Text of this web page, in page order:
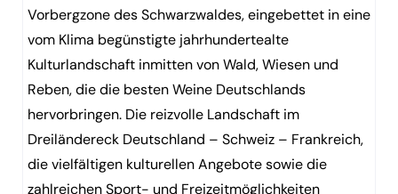
Vorbergzone des Schwarzwaldes, eingebettet in eine
vom Klima begünstigte jahrhundertealte
Kulturlandschaft inmitten von Wald, Wiesen und
Reben, die die besten Weine Deutschlands
hervorbringen. Die reizvolle Landschaft im
Dreiländereck Deutschland – Schweiz – Frankreich,
die vielfältigen kulturellen Angebote sowie die
zahlreichen Sport- und Freizeitmöglichkeiten